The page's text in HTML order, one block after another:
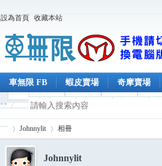
設為首頁 收藏本站
車無限 FB 蝦皮賣場 奇摩賣場
Johnnylit 相冊
Johnnylit